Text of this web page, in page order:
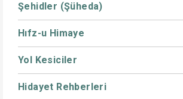
Şehidler (Şüheda)
Hıfz-u Himaye
Yol Kesiciler
Hidayet Rehberleri